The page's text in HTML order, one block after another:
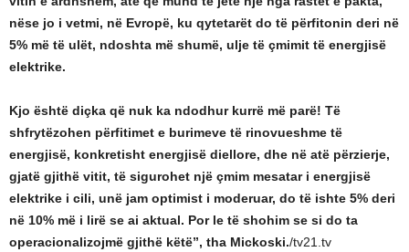
nëse jo i vetmi, në Evropë, ku qytetarët do të përfitonin deri në
5% më të ulët, ndoshta më shumë, ulje të çmimit të energjisë
elektrike.
Kjo është diçka që nuk ka ndodhur kurrë më parë! Të
shfrytëzohen përfitimet e burimeve të rinovueshme të
energjisë, konkretisht energjisë diellore, dhe në atë përzierje,
gjatë gjithë vitit, të sigurohet një çmim mesatar i energjisë
elektrike i cili, unë jam optimist i moderuar, do të ishte 5% deri
në 10% më i lirë se ai aktual. Por le të shohim se si do ta
operacionalizojmë gjithë këtë”, tha Mickoski./tv21.tv